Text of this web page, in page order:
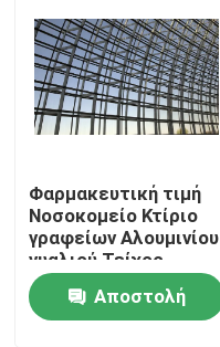
Σπίτι
Προϊόντα
Φαρμακευτική τιμή
Νοσοκομείο Κτίριο
γραφείων Αλουμινίου
γυαλιού Τείχος
κουρτίνας
Φατσαδική ελεύθερο
σχεδιασμό
Αποστολή